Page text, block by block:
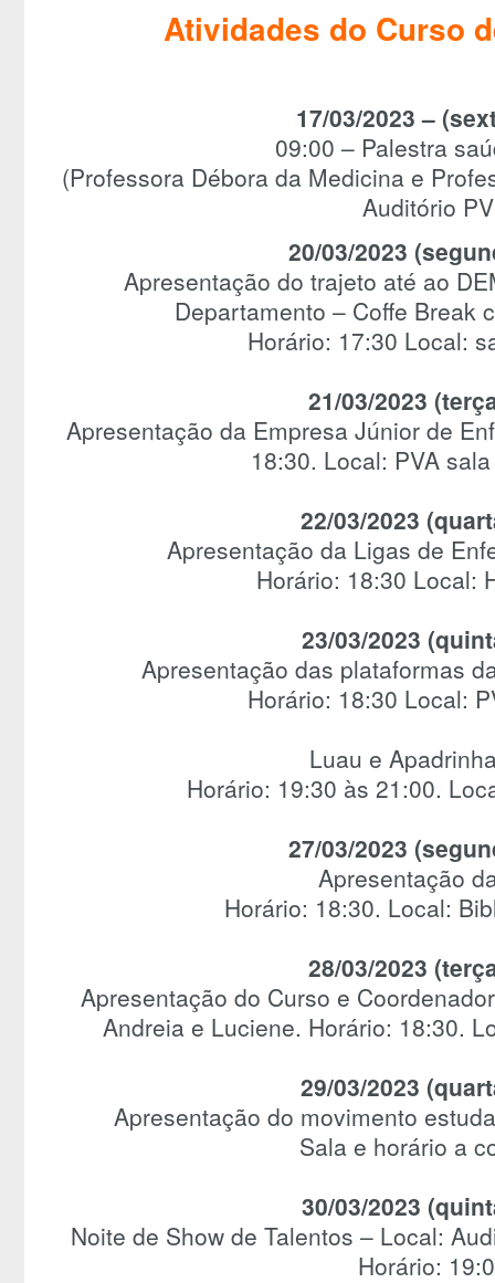
Atividades do Curso
17/03/2023 –
09:00 – Palestra
(Professora Débora da Medicina e
Auditório
20/03/2023
Apresentação do trajeto até ao
Departamento – Coffe Break
Horário: 17:30 Local:
21/03/2023
Apresentação da Empresa Júnior de
18:30. Local: PVA
22/03/2023
Apresentação da Ligas de
Horário: 18:30 Local:
23/03/2023
Apresentação das plataformas
Horário: 18:30 Local:
Luau e
Horário: 19:30 às 21:00.
27/03/2023
Apresentação
Horário: 18:30. Local:
28/03/2023
Apresentação do Curso e
Andreia e Luciene. Horário: 18:30.
29/03/2023
Apresentação do movimento
Sala e horário a
30/03/2023
Noite de Show de Talentos – Local:
Horário: